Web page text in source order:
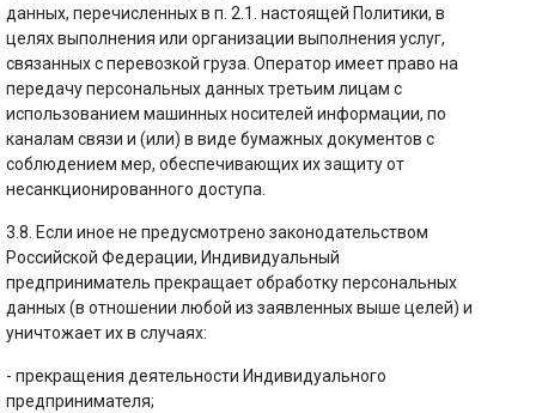
данных, перечисленных в п. 2.1. настоящей Политики, в
целях выполнения или организации выполнения услуг,
связанных с перевозкой груза. Оператор имеет право на
передачу персональных данных третьим лицам с
использованием машинных носителей информации, по
каналам связи и (или) в виде бумажных документов с
соблюдением мер, обеспечивающих их защиту от
несанкционированного доступа.
3.8. Если иное не предусмотрено законодательством
Российской Федерации, Индивидуальный
предприниматель прекращает обработку персональных
данных (в отношении любой из заявленных выше целей) и
уничтожает их в случаях:
- прекращения деятельности Индивидуального
предпринимателя;